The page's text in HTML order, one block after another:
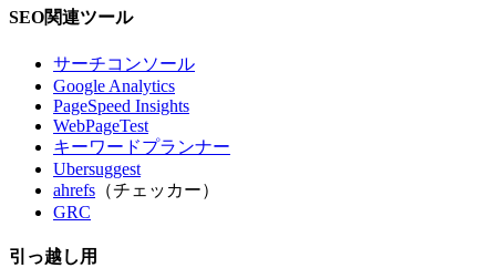
SEO関連ツール
サーチコンソール
Google Analytics
PageSpeed Insights
WebPageTest
キーワードプランナー
Ubersuggest
ahrefs （チェッカー）
GRC
引っ越し用